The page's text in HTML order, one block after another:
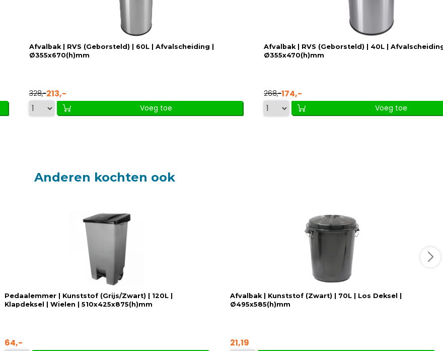
Afvalbak | RVS (Geborsteld) | 60L | Afvalscheiding |
Ø355x670(h)mm
328,-213,-
Voeg toe
Afvalbak | RVS (Geborsteld) | 40L |
Ø355x470(h)mm
268,-174,-
Voeg toe
Anderen kochten ook
Pedaalemmer | Kunststof (Grijs/Zwart) | 120L |
Klapdeksel | Wielen | 510x425x875(h)mm
64,-
Afvalbak | Kunststof (Zwart) | 70L | Los Deksel |
Ø495x585(h)mm
21,19